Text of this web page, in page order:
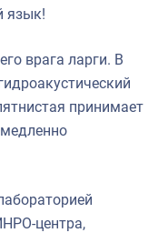
язык!
врага ларги. В
принимает
центра,